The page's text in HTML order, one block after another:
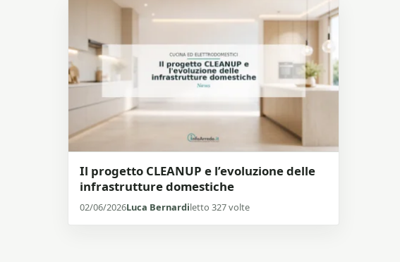
Il progetto CLEANUP e l’evoluzione delle
infrastrutture domestiche
02/06/2026Luca Bernardiletto 327 volte